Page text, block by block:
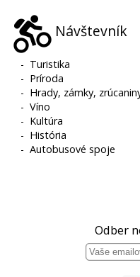
Návštevník
- Turistika
- Príroda
- Hrady, zámky,
-Víno
- Kultúra
- História
-Autobusové spoje
Odber